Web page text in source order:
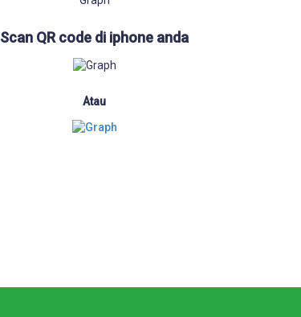
Scan QR code di iphone anda
Atau